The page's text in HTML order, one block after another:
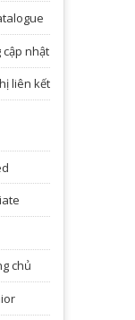
cập nhật
liên kết
chủ